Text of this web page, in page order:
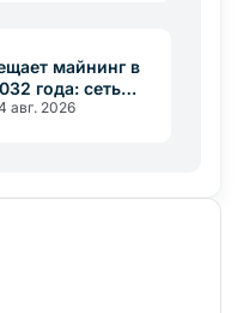
майнинг в
года: сеть
авг. 2026